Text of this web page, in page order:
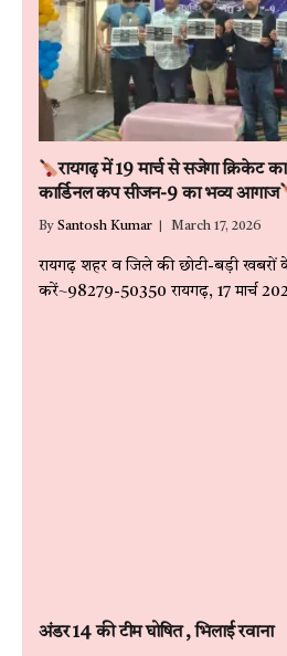
रायगढ़ में 19 मार्च से सजेगा क्रिकेट
कार्डिनल कप सीजन-9 का भव्य आगाज
By Santosh Kumar March 17, 2026
रायगढ़ शहर व जिले की छोटी-बड़ी खबरों
करें~98279-50350 रायगढ़, 17 मार्च
अंडर 14 की टीम घोषित , भिलाई रवाना